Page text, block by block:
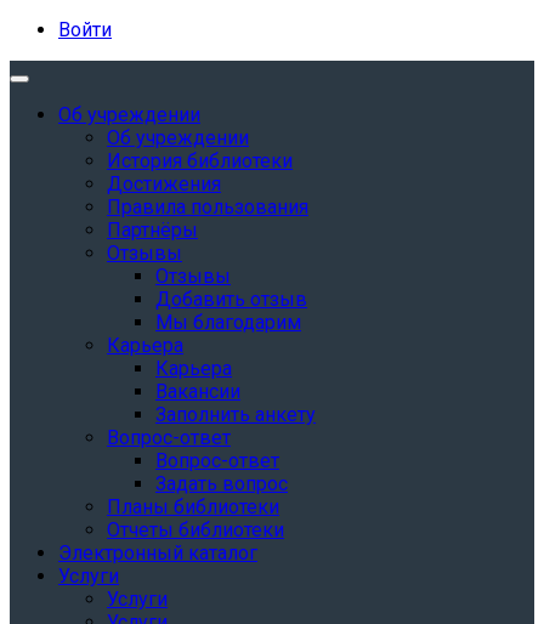
Войти
Об учреждении
Об учреждении
История библиотеки
Достижения
Правила пользования
Партнёры
Отзывы
Отзывы
Добавить отзыв
Мы благодарим
Карьера
Карьера
Вакансии
Заполнить анкету
Вопрос-ответ
Вопрос-ответ
Задать вопрос
Планы библиотеки
Отчеты библиотеки
Электронный каталог
Услуги
Услуги